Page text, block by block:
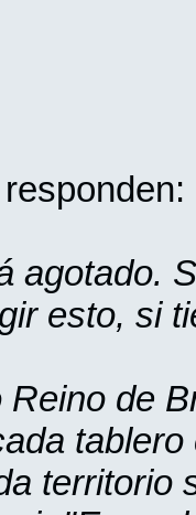
agotado.
esto, si
Reino de
territorio